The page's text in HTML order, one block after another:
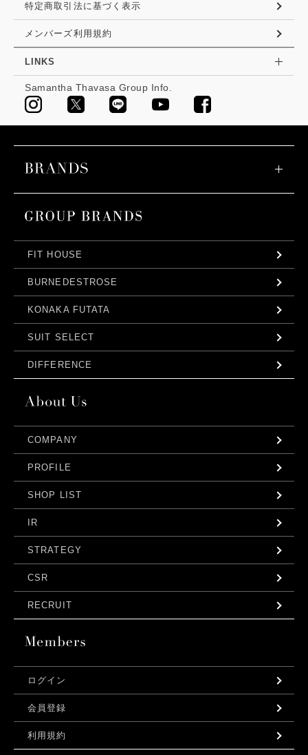
特定商取引法に基づく表示
メンバーズ利用規約
LINKS
Samantha Thavasa Group Info.
FIT HOUSE
BURNEDESTROSE
KONAKA FUTATA
SUIT SELECT
DIFFERENCE
COMPANY
PROFILE
SHOP LIST
IR
STRATEGY
CSR
RECRUIT
ログイン
会員登録
利用規約